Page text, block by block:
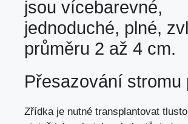
jsou vícebarevné,
jednoduché, plné,
průměru 2 až 4 cm.
Přesazování stromu
Zřídka je nutné transplantovat